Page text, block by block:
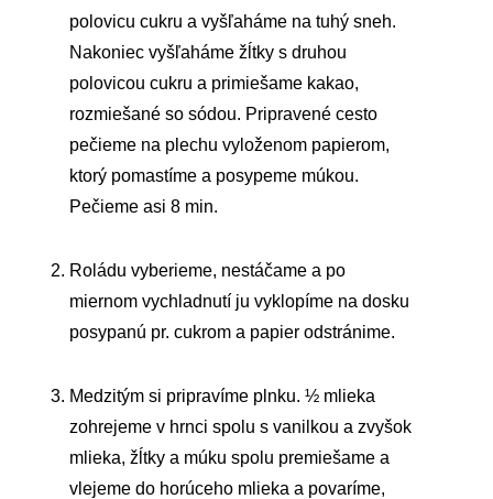
polovicu cukru a vyšľaháme na tuhý sneh.
Nakoniec vyšľaháme žĺtky s druhou
polovicou cukru a primiešame kakao,
rozmiešané so sódou. Pripravené cesto
pečieme na plechu vyloženom papierom,
ktorý pomastíme a posypeme múkou.
Pečieme asi 8 min.
Roládu vyberieme, nestáčame a po
miernom vychladnutí ju vyklopíme na dosku
posypanú pr. cukrom a papier odstránime.
Medzitým si pripravíme plnku. ½ mlieka
zohrejeme v hrnci spolu s vanilkou a zvyšok
mlieka, žĺtky a múku spolu premiešame a
vlejeme do horúceho mlieka a povaríme,